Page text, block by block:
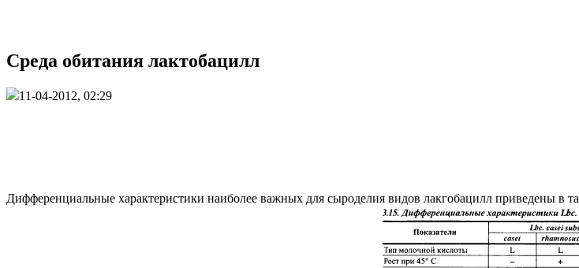
Среда обитания лактобацилл
11-04-2012, 02:29
Дифференциальные характеристики наиболее важных для сыроделия видов лакгобацилл приведены в